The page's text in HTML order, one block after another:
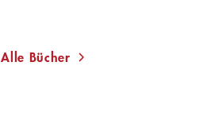
Alle Bücher